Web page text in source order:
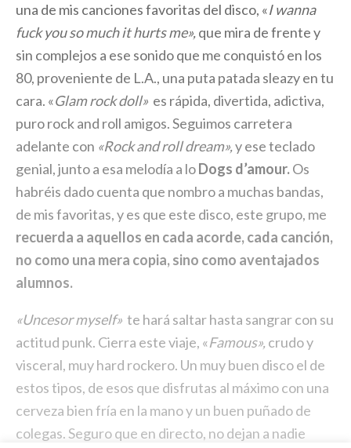
una de mis canciones favoritas del disco, «I wanna
fuck you so much it hurts me»,que mira de frente y
sin complejos a ese sonido que me conquistó en los
80, proveniente de L.A., una puta patada sleazy en tu
cara. «Glam rock doll» es rápida, divertida, adictiva,
puro rock and roll amigos. Seguimos carretera
adelante con «Rock and roll dream»,y ese teclado
genial, junto a esa melodía a loDogs d’amour.Os
habréis dado cuenta que nombro a muchas bandas,
de mis favoritas, y es que este disco, este grupo, me
recuerda a aquellos en cada acorde, cada canción,
no como una mera copia, sino como aventajados
alumnos.
«Uncesor myself» te hará saltar hasta sangrar con su
actitud punk. Cierra este viaje, «Famous», crudo y
visceral, muy hard rockero. Un muy buen disco el de
estos tipos, de esos que disfrutas al máximo con una
cerveza bien fría en la mano y un buen puñado de
colegas. Seguro que en directo, no dejan a nadie